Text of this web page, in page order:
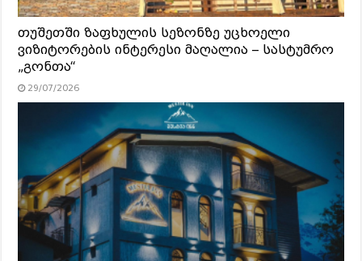
თუშეთში ზაფხულის სეზონზე უცხოელი
ვიზიტორების ინტერესი მაღალია – სასტუმრო
„გონთა“
29/07/2026